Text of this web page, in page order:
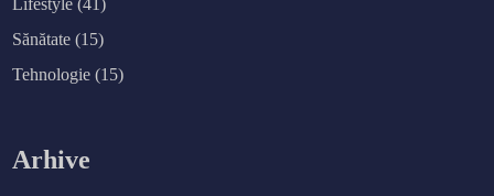
Lifestyle (41)
Sănătate (15)
Tehnologie (15)
Arhive